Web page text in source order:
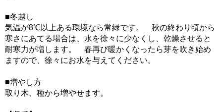
■冬越し
気温が8℃以上ある環境なら常緑です。 秋の終わり頃から
寒さにあてる場合は、水を徐々に少なくし、乾燥させると
耐寒力が増します。 春再び暖かくなったら芽を吹き始め
ますので、徐々にお水を与えてください。
■増やし方
取り木、種から増やせます。